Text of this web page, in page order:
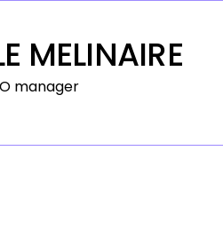
MELINAIRE
manager